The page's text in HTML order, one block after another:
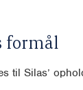
formål
til Silas’